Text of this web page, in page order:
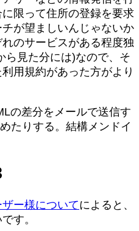
限って住所の登録を要求
が望ましいんじゃないか
のサービスがある程度独
ら見た分には)なので、そ
用規約があった方がより
の差分をメールで送信す
たりする。結構メンドイ
ー様についてによると、
す。